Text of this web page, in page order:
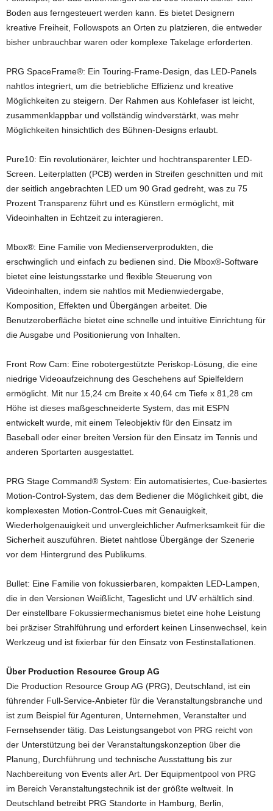
Boden aus ferngesteuert werden kann. Es bietet Designern
kreative Freiheit, Followspots an Orten zu platzieren, die entweder
bisher unbrauchbar waren oder komplexe Takelage erforderten.
PRG SpaceFrame®: Ein Touring-Frame-Design, das LED-Panels
nahtlos integriert, um die betriebliche Effizienz und kreative
Möglichkeiten zu steigern. Der Rahmen aus Kohlefaser ist leicht,
zusammenklappbar und vollständig windverstärkt, was mehr
Möglichkeiten hinsichtlich des Bühnen-Designs erlaubt.
Pure10: Ein revolutionärer, leichter und hochtransparenter LED-
Screen. Leiterplatten (PCB) werden in Streifen geschnitten und mit
der seitlich angebrachten LED um 90 Grad gedreht, was zu 75
Prozent Transparenz führt und es Künstlern ermöglicht, mit
Videoinhalten in Echtzeit zu interagieren.
Mbox®: Eine Familie von Medienserverprodukten, die
erschwinglich und einfach zu bedienen sind. Die Mbox®-Software
bietet eine leistungsstarke und flexible Steuerung von
Videoinhalten, indem sie nahtlos mit Medienwiedergabe,
Komposition, Effekten und Übergängen arbeitet. Die
Benutzeroberfläche bietet eine schnelle und intuitive Einrichtung für
die Ausgabe und Positionierung von Inhalten.
Front Row Cam: Eine robotergestützte Periskop-Lösung, die eine
niedrige Videoaufzeichnung des Geschehens auf Spielfeldern
ermöglicht. Mit nur 15,24 cm Breite x 40,64 cm Tiefe x 81,28 cm
Höhe ist dieses maßgeschneiderte System, das mit ESPN
entwickelt wurde, mit einem Teleobjektiv für den Einsatz im
Baseball oder einer breiten Version für den Einsatz im Tennis und
anderen Sportarten ausgestattet.
PRG Stage Command® System: Ein automatisiertes, Cue-basiertes
Motion-Control-System, das dem Bediener die Möglichkeit gibt, die
komplexesten Motion-Control-Cues mit Genauigkeit,
Wiederholgenauigkeit und unvergleichlicher Aufmerksamkeit für die
Sicherheit auszuführen. Bietet nahtlose Übergänge der Szenerie
vor dem Hintergrund des Publikums.
Bullet: Eine Familie von fokussierbaren, kompakten LED-Lampen,
die in den Versionen Weißlicht, Tageslicht und UV erhältlich sind.
Der einstellbare Fokussiermechanismus bietet eine hohe Leistung
bei präziser Strahlführung und erfordert keinen Linsenwechsel, kein
Werkzeug und ist fixierbar für den Einsatz von Festinstallationen.
Über Production Resource Group AG
Die Production Resource Group AG (PRG), Deutschland, ist ein
führender Full-Service-Anbieter für die Veranstaltungsbranche und
ist zum Beispiel für Agenturen, Unternehmen, Veranstalter und
Fernsehsender tätig. Das Leistungsangebot von PRG reicht von
der Unterstützung bei der Veranstaltungskonzeption über die
Planung, Durchführung und technische Ausstattung bis zur
Nachbereitung von Events aller Art. Der Equipmentpool von PRG
im Bereich Veranstaltungstechnik ist der größte weltweit. In
Deutschland betreibt PRG Standorte in Hamburg, Berlin,